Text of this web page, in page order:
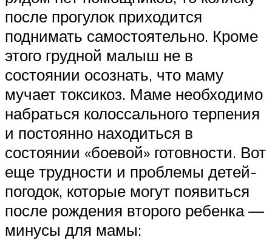
после прогулок приходится
поднимать самостоятельно. Кроме
этого грудной малыш не в
состоянии осознать, что маму
мучает токсикоз. Маме необходимо
набраться колоссального терпения
и постоянно находиться в
состоянии «боевой» готовности. Вот
еще трудности и проблемы детей-
погодок, которые могут появиться
после рождения второго ребенка —
минусы для мамы: